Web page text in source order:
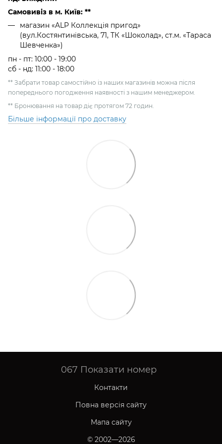
Самовивіз в м. Київ: **
магазин «ALP Коллекція пригод»
(вул.Костянтинівська, 71, ТК «Шоколад», ст.м. «Тараса
Шевченка»)
пн - пт: 10:00 - 19:00
сб - нд: 11:00 - 18:00
** Забрати товар самостійно із наших магазинів можна після
попереднього погодження наявності з нашим менеджером.
** Бронювання на товар діє протягом 72 годин.
Більше інформації про доставку
067 Показати номер
Контакти
Повна версія сайту
Мапа сайту
© 2002—2026